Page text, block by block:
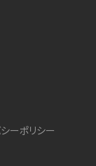
ーポリシー